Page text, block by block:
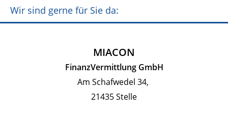
Wir sind gerne für Sie da:
MIACON
FinanzVermittlung GmbH
Am Schafwedel 34,
21435 Stelle